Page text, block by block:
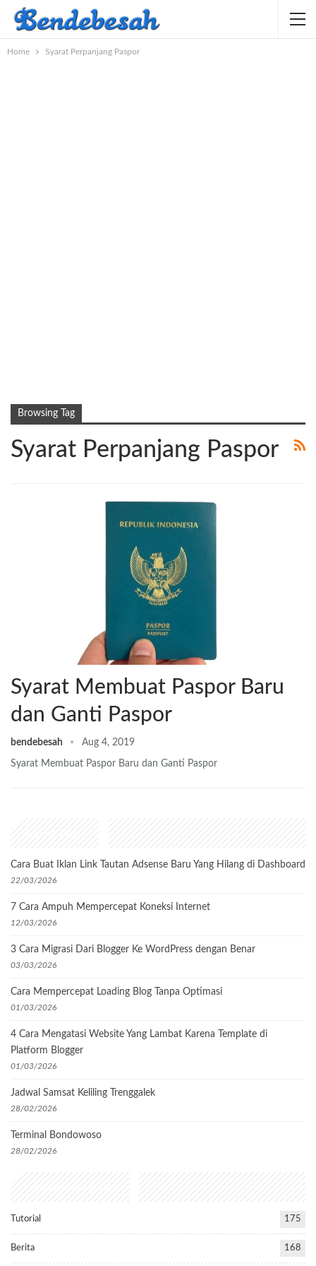
Home Syarat Perpanjang Paspor
Browsing Tag
Syarat Perpanjang Paspor
Syarat Membuat Paspor Baru
dan Ganti Paspor
bendebesah Aug 4, 2019
Syarat Membuat Paspor Baru dan Ganti Paspor
Recent Posts
Cara Buat Iklan Link Tautan Adsense Baru Yang Hilang di Dashboard
22/03/2026
7 Cara Ampuh Mempercepat Koneksi Internet
12/03/2026
3 Cara Migrasi Dari Blogger Ke WordPress dengan Benar
03/03/2026
Cara Mempercepat Loading Blog Tanpa Optimasi
01/03/2026
4 Cara Mengatasi Website Yang Lambat Karena Template di
Platform Blogger
01/03/2026
Jadwal Samsat Keliling Trenggalek
28/02/2026
Terminal Bondowoso
28/02/2026
Popular Categories
Tutorial 175
Berita 168